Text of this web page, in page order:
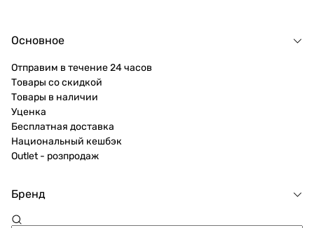
Основное
Отправим в течение 24 часов
Товары со скидкой
Товары в наличии
Уценка
Бесплатная доставка
Национальный кешбэк
Outlet - розпродаж
Бренд